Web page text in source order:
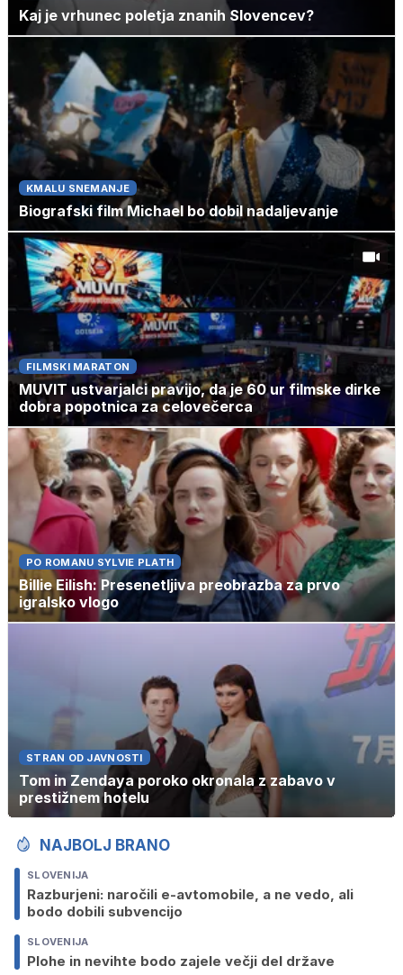
Kaj je vrhunec poletja znanih Slovencev?
KMALU SNEMANJE
Biografski film Michael bo dobil nadaljevanje
FILMSKI MARATON
MUVIT ustvarjalci pravijo, da je 60 ur filmske dirke
dobra popotnica za celovečerca
PO ROMANU SYLVIE PLATH
Billie Eilish: Presenetljiva preobrazba za prvo
igralsko vlogo
STRAN OD JAVNOSTI
Tom in Zendaya poroko okronala z zabavo v
prestižnem hotelu
NAJBOLJ BRANO
SLOVENIJA
Razburjeni: naročili e-avtomobile, a ne vedo, ali
bodo dobili subvencijo
SLOVENIJA
Plohe in nevihte bodo zajele večji del države